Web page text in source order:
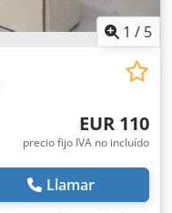
1 / 5
EUR 110
precio fijo IVA no incluído
Llamar